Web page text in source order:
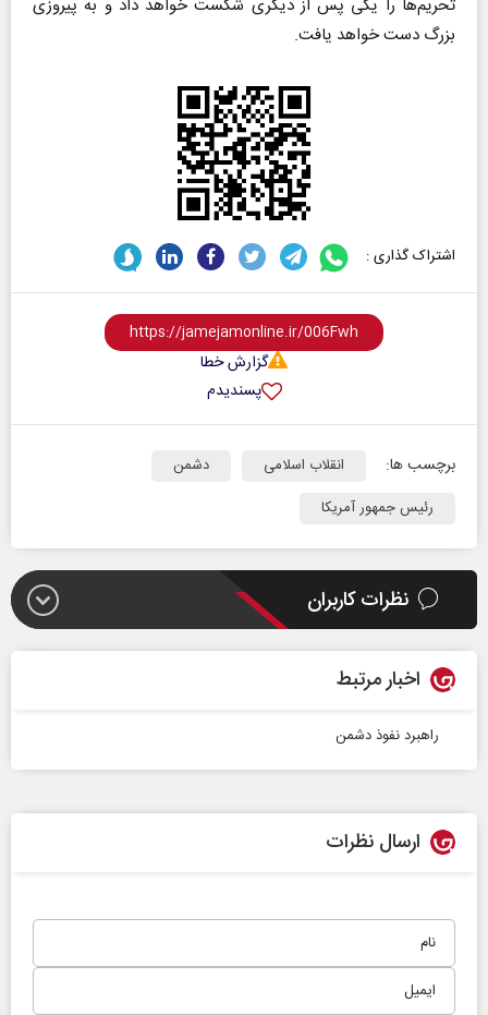
تحریم‌ها را یکی پس از دیگری شکست خواهد داد و به پیروزی
بزرگ دست خواهد یافت.
اشتراک گذاری :
گزارش خطا
پسندیدم
برچسب ها: انقلاب اسلامی
دشمن
رئیس جمهور آمریکا
نظرات کاربران
اخبار مرتبط
راهبرد نفوذ دشمن
ارسال نظرات